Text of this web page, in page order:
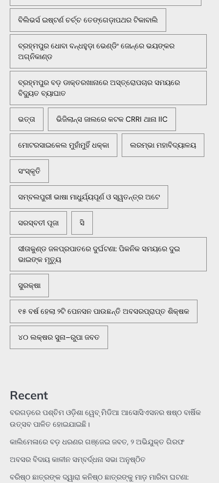
ବିଲିଭର୍ସ ଇଷ୍ଟର୍ଣ ଚର୍ଚ୍ଚ ତେଙ୍ଗେଡ଼ାପଥର ଟିକାବାଲି
ବ୍ରହ୍ମପୁର ଧୋବା ବନ୍ଧହୁଡ଼ା ଭେଣ୍ଡିଂ ଜୋନ୍‌ରେ ଭୟଙ୍କର
ଅଗ୍ନିକାଣ୍ଡ
ବ୍ରହ୍ମପୁର ବଡ଼ ଡାକ୍ତରଖାନାରେ ଅସ୍ତ୍ରୋପଚାର ସମୟରେ
ବିଦ୍ୟୁତ ବ୍ୟାଘାତ
ଭତ୍ତା ଭିଜିଲାନ୍ସ ଜାଲରେ କଟକ CRRI ଥାନା IIC
ମୋଟରସାଇକେଲ ମୁହାଁମୁହିଁ ଧକ୍କା ଲରମ୍ଭା ମହାବିଦ୍ୟାଳୟ
ସଂସ୍କୃତି
ସମ୍ବଲପୁରୀ ଭାଷା ମାଧୁର୍ଯ୍ୟପୂର୍ଣ ଓ ସ୍ୱତନ୍ତ୍ର ଅଟେ
ସରସ୍ବତୀ ପୂଜା ସି
ସୀତାକୁଣ୍ଡ ଜଳପ୍ରପାତରେ ଦୁର୍ଘଟଣା: ପିକନିକ ସମୟରେ ଦୁଇ
ଭାଇଙ୍କ ମୃତ୍ୟୁ
ସୁରକ୍ଷା
୧୫ ବର୍ଷ ହେଲା ୨ଟି ପେନସନ ପାଉଛନ୍ତି ଅବସରପ୍ରାପ୍ତ ଶିକ୍ଷକ
୪୦ ଲକ୍ଷର ସୁନା–ରୁପା ଜବତ
Recent
ବରଗଡ଼ରେ ପଶ୍ଚିମ ଓଡ଼ିଶା ୱେବ୍ ମିଡିଆ ଆସୋସିଏସନର ଷଷ୍ଠ ବାର୍ଷିକ
ଉତ୍ସବ ପାଳିତ ହୋଇଯାଇଛି।
କାଲିମେଳାରେ ବଡ଼ ଧରଣର ଗଞ୍ଜେଇ ଜବତ, ୨ ଅଭିଯୁକ୍ତ ଗିରଫ
ଅବସର ବିଦାୟ କାଳୀନ ସମ୍ବର୍ଦ୍ଧନା ସଭା ଅନୁଷ୍ଠିତ
ବରିଷ୍ଠ ଛାତ୍ରଙ୍କ ଦ୍ୱାରା କନିଷ୍ଠ ଛାତ୍ରଙ୍କୁ ମାଡ଼ ମାରିବା ଘଟଣା: